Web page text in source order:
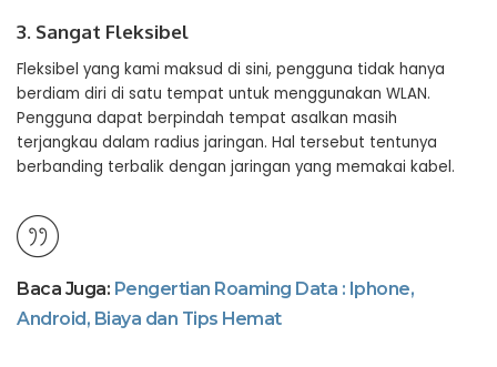
3. Sangat Fleksibel
Fleksibel yang kami maksud di sini, pengguna tidak hanya
berdiam diri di satu tempat untuk menggunakan WLAN.
Pengguna dapat berpindah tempat asalkan masih
terjangkau dalam radius jaringan. Hal tersebut tentunya
berbanding terbalik dengan jaringan yang memakai kabel.
Baca Juga: Pengertian Roaming Data : Iphone,
Android, Biaya dan Tips Hemat